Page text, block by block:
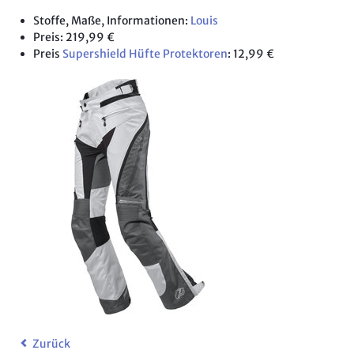
Stoffe, Maße, Informationen: Louis
Preis: 219,99 €
Preis Supershield Hüfte Protektoren: 12,99 €
Zurück